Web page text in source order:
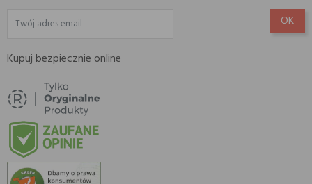
Kupuj bezpiecznie online